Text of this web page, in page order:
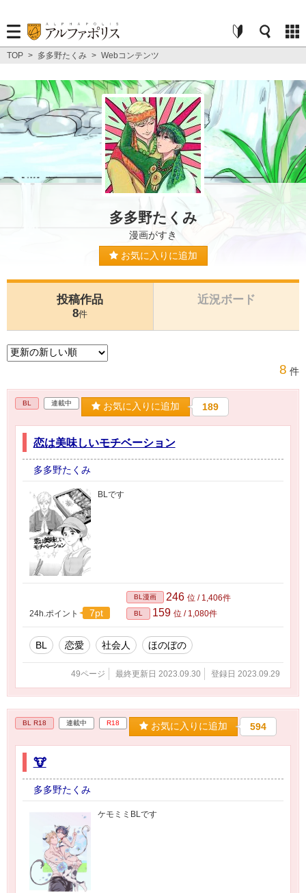
TOP > 多多野たくみ > Webコンテンツ
多多野たくみ
漫画がすき
お気に入りに追加
投稿作品
8件
近況ボード
8 件
BL 連載中 お気に入りに追加 189
恋は美味しいモチベーション
多多野たくみ
BLです
24h.ポイント 7pt
BL漫画 246 位 / 1,406件
BL 159 位 / 1,080件
BL 恋愛 社会人 ほのぼの
49ページ 最終更新日 2023.09.30 登録日 2023.09.29
BL R18 連載中 R18 お気に入りに追加 594
🐮
多多野たくみ
ケモミミBLです